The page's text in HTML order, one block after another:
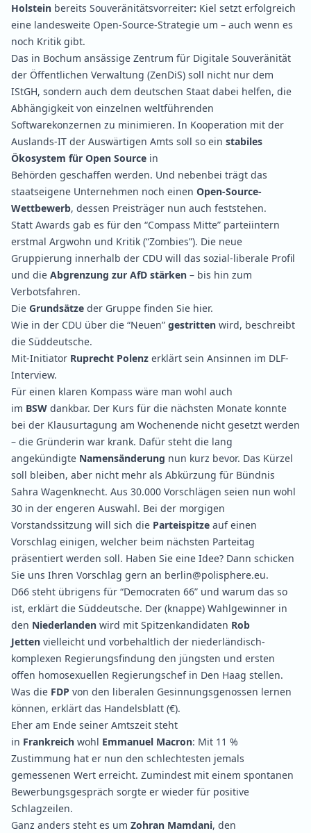
Holstein bereits Souveränitätsvorreiter: Kiel setzt erfolgreich
eine landesweite Open-Source-Strategie um – auch wenn es
noch Kritik gibt.
Das in Bochum ansässige Zentrum für Digitale Souveränität
der Öffentlichen Verwaltung (ZenDiS) soll nicht nur dem
IStGH, sondern auch dem deutschen Staat dabei helfen, die
Abhängigkeit von einzelnen weltführenden
Softwarekonzernen zu minimieren. In Kooperation mit der
Auslands-IT der Auswärtigen Amts soll so ein stabiles
Ökosystem für Open Source in
Behörden geschaffen werden. Und nebenbei trägt das
staatseigene Unternehmen noch einen Open-Source-
Wettbewerb, dessen Preisträger nun auch feststehen.
Statt Awards gab es für den “Compass Mitte” parteiintern
erstmal Argwohn und Kritik (“Zombies”). Die neue
Gruppierung innerhalb der CDU will das sozial-liberale Profil
und die Abgrenzung zur AfD stärken – bis hin zum
Verbotsfahren.
Die Grundsätze der Gruppe finden Sie hier.
Wie in der CDU über die “Neuen” gestritten wird, beschreibt
die Süddeutsche.
Mit-Initiator Ruprecht Polenz erklärt sein Ansinnen im DLF-
Interview.
Für einen klaren Kompass wäre man wohl auch
im BSW dankbar. Der Kurs für die nächsten Monate konnte
bei der Klausurtagung am Wochenende nicht gesetzt werden
– die Gründerin war krank. Dafür steht die lang
angekündigte Namensänderung nun kurz bevor. Das Kürzel
soll bleiben, aber nicht mehr als Abkürzung für Bündnis
Sahra Wagenknecht. Aus 30.000 Vorschlägen seien nun wohl
30 in der engeren Auswahl. Bei der morgigen
Vorstandssitzung will sich die Parteispitze auf einen
Vorschlag einigen, welcher beim nächsten Parteitag
präsentiert werden soll. Haben Sie eine Idee? Dann schicken
Sie uns Ihren Vorschlag gern an berlin@polisphere.eu.
D66 steht übrigens für “Democraten 66” und warum das so
ist, erklärt die Süddeutsche. Der (knappe) Wahlgewinner in
den Niederlanden wird mit Spitzenkandidaten Rob
Jetten vielleicht und vorbehaltlich der niederländisch-
komplexen Regierungsfindung den jüngsten und ersten
offen homosexuellen Regierungschef in Den Haag stellen.
Was die FDP von den liberalen Gesinnungsgenossen lernen
können, erklärt das Handelsblatt (€).
Eher am Ende seiner Amtszeit steht
in Frankreich wohl Emmanuel Macron: Mit 11 %
Zustimmung hat er nun den schlechtesten jemals
gemessenen Wert erreicht. Zumindest mit einem spontanen
Bewerbungsgespräch sorgte er wieder für positive
Schlagzeilen.
Ganz anders steht es um Zohran Mamdani, den